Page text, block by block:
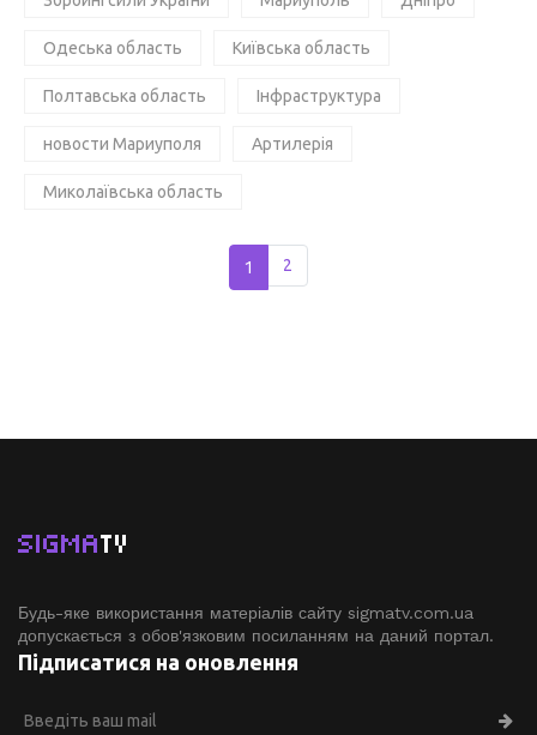
Одеська область Київська область
Полтавська область Інфраструктура
новости Мариуполя Артилерія
Миколаївська область
1 2
SIGMATV
Будь-яке використання матеріалів сайту sigmatv.com.ua
допускається з обов'язковим посиланням на даний портал.
Підписатися на оновлення